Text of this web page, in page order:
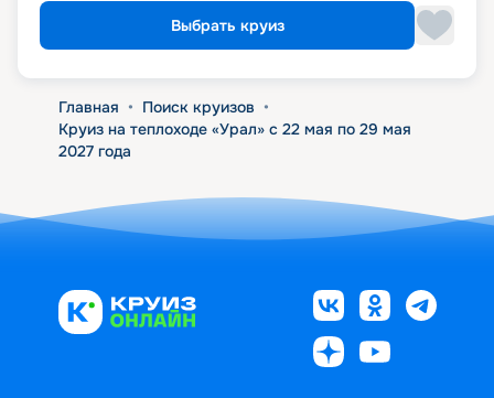
Выбрать круиз
Главная • Поиск круизов •
Круиз на теплоходе «Урал» с 22 мая по 29 мая
2027 года